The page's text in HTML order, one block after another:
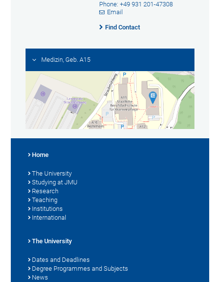
Phone: +49 931 201-47308
Email
Find Contact
Medizin, Geb. A15
Home
The University
Studying at JMU
Research
Teaching
Institutions
International
The University
Dates and Deadlines
Degree Programmes and Subjects
News